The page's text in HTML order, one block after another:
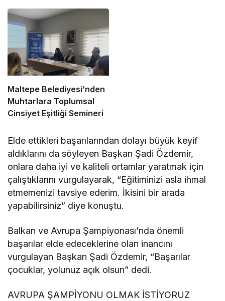
Maltepe Belediyesi’nden
Muhtarlara Toplumsal
Cinsiyet Eşitliği Semineri
Elde ettikleri başarılarından dolayı büyük keyif
aldıklarını da söyleyen Başkan Şadi Özdemir,
onlara daha iyi ve kaliteli ortamlar yaratmak için
çalıştıklarını vurgulayarak, “Eğitiminizi asla ihmal
etmemenizi tavsiye ederim. İkisini bir arada
yapabilirsiniz” diye konuştu.
Balkan ve Avrupa Şampiyonası’nda önemli
başarılar elde edeceklerine olan inancını
vurgulayan Başkan Şadi Özdemir, “Başarılar
çocuklar, yolunuz açık olsun” dedi.
AVRUPA ŞAMPİYONU OLMAK İSTİYORUZ